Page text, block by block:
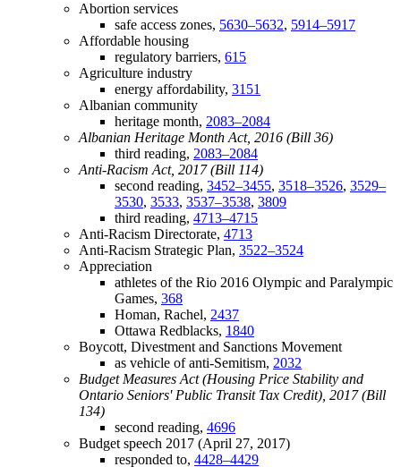
Abortion services
safe access zones, 5630–5632, 5914–5917
Affordable housing
regulatory barriers, 615
Agriculture industry
energy affordability, 3151
Albanian community
heritage month, 2083–2084
Albanian Heritage Month Act, 2016 (Bill 36)
third reading, 2083–2084
Anti-Racism Act, 2017 (Bill 114)
second reading, 3452–3455, 3518–3526, 3529–
3530, 3533, 3537–3538, 3809
third reading, 4713–4715
Anti-Racism Directorate, 4713
Anti-Racism Strategic Plan, 3522–3524
Appreciation
athletes of the Rio 2016 Olympic and Paralympic
Games, 368
Homan, Rachel, 2437
Ottawa Redblacks, 1840
Boycott, Divestment and Sanctions Movement
as vehicle of anti-Semitism, 2032
Budget Measures Act (Housing Price Stability and
Ontario Seniors' Public Transit Tax Credit), 2017 (Bill
134)
second reading, 4696
Budget speech 2017 (April 27, 2017)
responded to, 4428–4429